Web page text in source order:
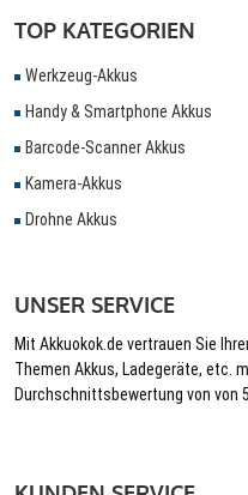
TOP KATEGORIEN
Werkzeug-Akkus
Handy & Smartphone Akkus
Barcode-Scanner Akkus
Kamera-Akkus
Drohne Akkus
UNSER SERVICE
Mit Akkuokok.de vertrauen Sie
Themen Akkus, Ladegeräte, etc.
Durchschnittsbewertung von von